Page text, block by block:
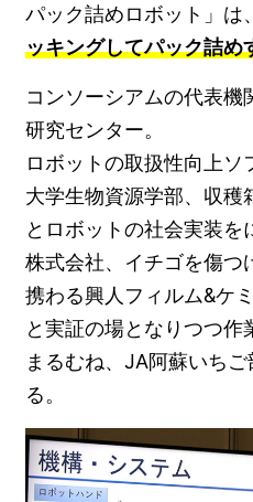
パック詰めロボット」は
ッキングしてパック詰め
コンソーシアムの代表機
研究センター。
ロボットの取扱性向上
大学生物資源学部、収穫
とロボットの社会実装を
株式会社、イチゴを傷つ
携わる興人フィルム&ケ
と実証の場となりつつ
まるむね、JA阿蘇いち
る。